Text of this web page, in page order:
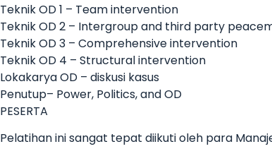
Teknik OD 1 – Team intervention
Teknik OD 2 – Intergroup and third party
Teknik OD 3 – Comprehensive intervention
Teknik OD 4 – Structural intervention
Lokakarya OD – diskusi kasus
Penutup– Power, Politics, and OD
PESERTA
Pelatihan ini sangat tepat diikuti oleh para